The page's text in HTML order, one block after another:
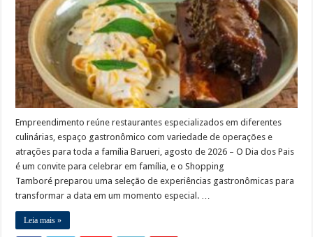
Empreendimento reúne restaurantes especializados em diferentes
culinárias, espaço gastronômico com variedade de operações e
atrações para toda a família Barueri, agosto de 2026 – O Dia dos Pais
é um convite para celebrar em família, e o Shopping
Tamboré preparou uma seleção de experiências gastronômicas para
transformar a data em um momento especial. …
Leia mais »